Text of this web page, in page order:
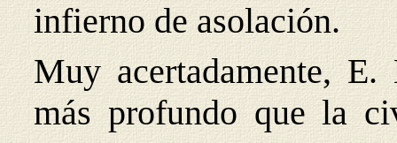
infierno de asolación.
Muy acertadamente,
más profundo que la